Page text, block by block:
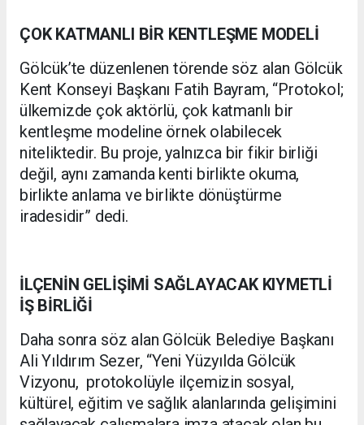
ÇOK KATMANLI BİR KENTLEŞME MODELİ
Gölcük’te düzenlenen törende söz alan Gölcük
Kent Konseyi Başkanı Fatih Bayram, “Protokol;
ülkemizde çok aktörlü, çok katmanlı bir
kentleşme modeline örnek olabilecek
niteliktedir. Bu proje, yalnızca bir fikir birliği
değil, aynı zamanda kenti birlikte okuma,
birlikte anlama ve birlikte dönüştürme
iradesidir” dedi.
İLÇENİN GELİŞİMİ SAĞLAYACAK KIYMETLİ
İŞ BİRLİĞİ
Daha sonra söz alan Gölcük Belediye Başkanı
Ali Yıldırım Sezer, “Yeni Yüzyılda Gölcük
Vizyonu, protokolüyle ilçemizin sosyal,
kültürel, eğitim ve sağlık alanlarında gelişimini